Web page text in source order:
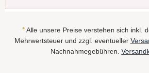
* Alle unsere Preise verstehen sich inkl.
Mehrwertsteuer und zzgl. eventueller
Nachnahmegebühren.